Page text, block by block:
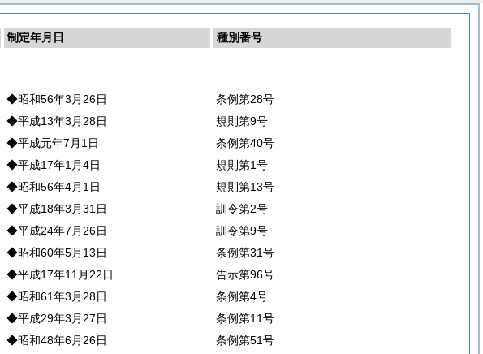
制定年月日
種別番号
◆昭和56年3月26日
条例第28号
◆平成13年3月28日
規則第9号
◆平成元年7月1日
条例第40号
◆平成17年1月4日
規則第1号
◆昭和56年4月1日
規則第13号
◆平成18年3月31日
訓令第2号
◆平成24年7月26日
訓令第9号
◆昭和60年5月13日
条例第31号
◆平成17年11月22日
告示第96号
◆昭和61年3月28日
条例第4号
◆平成29年3月27日
条例第11号
◆昭和48年6月26日
条例第51号